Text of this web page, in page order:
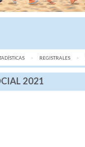
REGISTRALES
2021